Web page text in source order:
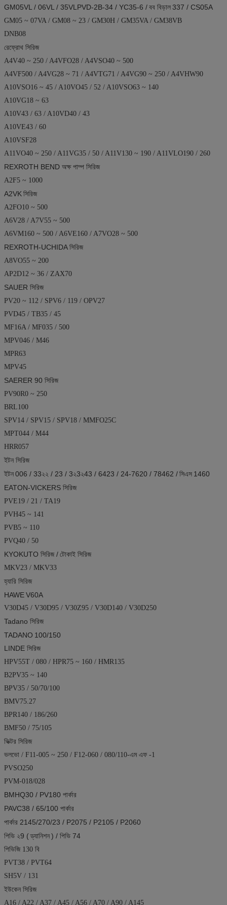
GM05VL / 06VL / 35VLPVD-2B-34 / YC35-6 /বব বিড়াল337 / CS05A
GM05 ~ 07VA / GM08 ~ 23 / GM30H / GM35VA / GM38VB
DNB08
রেফ্রোথ সিরিজ
A4V40 ~ 250 / A4VFO28 / A4VSO40 ~ 500
A4VF500 / A4VG28 ~ 71 / A4VTG71 / A4VG90 ~ 250 / A4VHW90
A10VSO16 ~ 45 / A10VO45 / 52 / A10VSO63 ~ 140
A10VG18 ~ 63
A10V43 / 63 / A10VD40 / 43
A10VE43 / 60
A10VSF28
A11VO40 ~ 250 / A11VG35 / 50 / A11V130 ~ 190 / A11VLO190 / 260
REXROTH BEND অক্ষ পাম্প সিরিজ
A2F5 ~ 1000
A2VKসিরিজ
A2FO10 ~ 500
A6V28 / A7V55 ~ 500
A6VM160 ~ 500 / A6VE160 / A7VO28 ~ 500
REXROTH-UCHIDA সিরিজ
A8VO55 ~ 200
AP2D12 ~ 36 / ZAX70
SAUER সিরিজ
PV20 ~ 112 / SPV6 / 119 / OPV27
PVD45 / TB35 / 45
MF16A / MF035 / 500
MPV046 / M46
MPR63
MPV45
SAERER 90 সিরিজ
PV90R0 ~ 250
BRL100
SPV14 / SPV15 / SPV18 / MMFO25C
MPT044 / M44
HRR057
ইটন সিরিজ
ইটন006 / 33২২ / 23 / 3২3২43 / 6423 / 24-7620 / 78462 /সিএস 1460
EATON-VICKERS সিরিজ
PVE19 / 21 / TA19
PVH45 ~ 141
PVB5 ~ 110
PVQ40 / 50
KYOKUTO সিরিজ /টোকাই সিরিজ
MKV23 / MKV33
হ্যারি সিরিজ
HAWEV60A
V30D45 / V30D95 / V30Z95 / V30D140 / V30D250
Tadano সিরিজ
TADANO 100/150
LINDE সিরিজ
HPV55T / 080 / HPR75 ~ 160 / HMR135
B2PV35 ~ 140
BPV35 / 50/70/100
BMV75.27
BPR140 / 186/260
BMF50 / 75/105
ভিক্টর সিরিজ
ভলভো / F11-005 ~ 250 / F12-060 / 080/110-এম এফ -1
PVSO250
PVM-018/028
BMHQ30 / PV180 পার্কার
PAVC38 / 65/100 পার্কার
পার্কার 2145/270/23 / P2075 / P2105 / P2060
পিভি ২9 ( ড্যানিশন) / পিভি 74
পিভিজি 130 বি
PVT38 / PVT64
SH5V / 131
ইউকেন সিরিজ
A16 / A22 / A37 / A45 / A56 / A70 / A90 / A145